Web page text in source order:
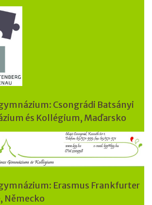
Csongrádi Batsányi
és Kollégium, Maďarsko
Erasmus Frankfurter
Německo